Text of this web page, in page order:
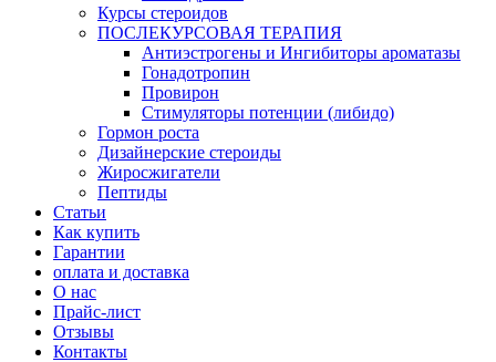
Курсы стероидов
ПОСЛЕКУРСОВАЯ ТЕРАПИЯ
Антиэстрогены и Ингибиторы ароматазы
Гонадотропин
Провирон
Стимуляторы потенции (либидо)
Гормон роста
Дизайнерские стероиды
Жиросжигатели
Пептиды
Статьи
Как купить
Гарантии
оплата и доставка
О нас
Прайс-лист
Отзывы
Контакты